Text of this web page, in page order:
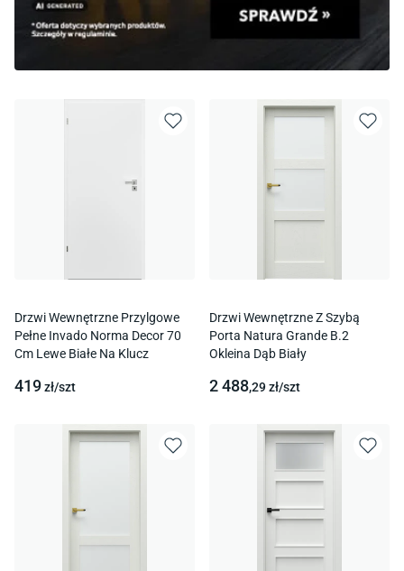
Drzwi Wewnętrzne Przylgowe
Pełne Invado Norma Decor 70
Cm Lewe Białe Na Klucz
419zł/szt
Drzwi Wewnętrzne Z Szybą
Porta Natura Grande B.2
Okleina Dąb Biały
2 488,29zł/szt